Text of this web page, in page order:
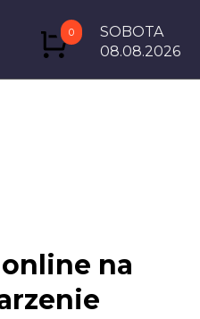
0
SOBOTA
08.08.2026
na